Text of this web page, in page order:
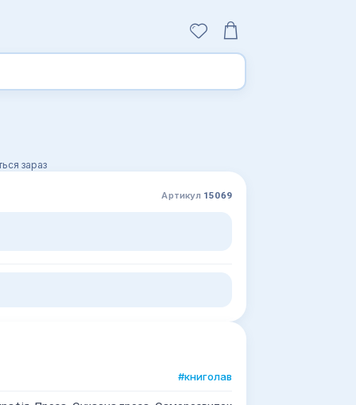
зараз
Артикул 15069
#книголав